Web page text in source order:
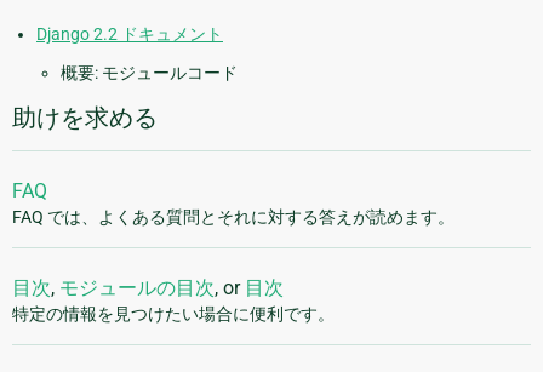
Django 2.2 ドキュメント
概要: モジュールコード
助けを求める
FAQ
FAQ では、よくある質問とそれに対する答えが読めます。
目次, モジュールの目次, or 目次
特定の情報を見つけたい場合に便利です。